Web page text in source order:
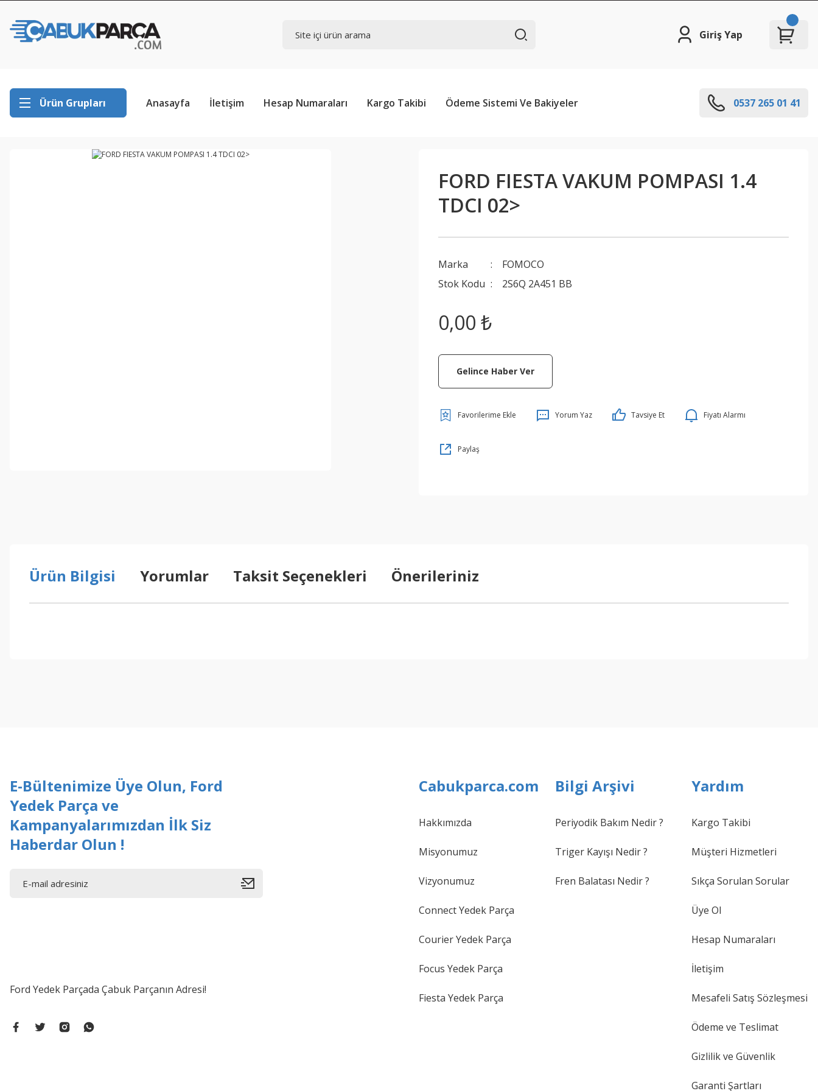
Giriş Yap
Ürün Grupları Anasayfa İletişim Hesap Numaraları Kargo Takibi Ödeme Sistemi Ve Bakiyeler 0537 265 01 41
FORD FIESTA VAKUM POMPASI 1.4
TDCI 02>
Marka
FOMOCO
Stok Kodu
2S6Q 2A451 BB
0,00 ₺
Gelince Haber Ver
Yorum Yaz Tavsiye Et Fiyatı Alarmı
Paylaş
Ürün Bilgisi Yorumlar Taksit Seçenekleri Önerileriniz
E-Bültenimize Üye Olun, Ford
Yedek Parça ve
Kampanyalarımızdan İlk Siz
Haberdar Olun !
Ford Yedek Parçada Çabuk Parçanın Adresi!
Cabukparca.com
Hakkımızda
Misyonumuz
Vizyonumuz
Connect Yedek Parça
Courier Yedek Parça
Focus Yedek Parça
Fiesta Yedek Parça
Bilgi Arşivi
Periyodik Bakım Nedir ?
Triger Kayışı Nedir ?
Fren Balatası Nedir ?
Yardım
Kargo Takibi
Müşteri Hizmetleri
Sıkça Sorulan Sorular
Üye Ol
Hesap Numaraları
İletişim
Mesafeli Satış Sözleşmesi
Ödeme ve Teslimat
Gizlilik ve Güvenlik
Garanti Şartları